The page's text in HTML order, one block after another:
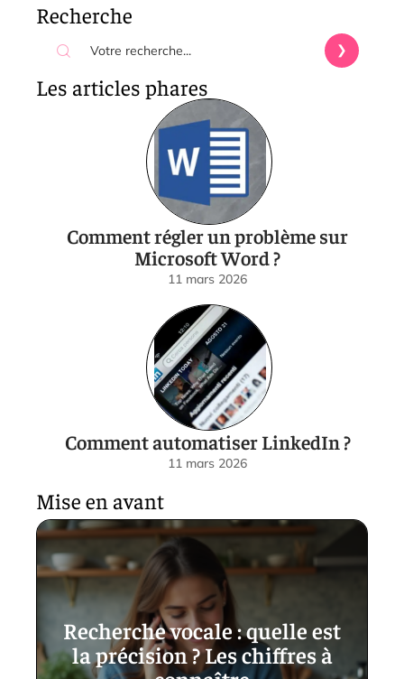
Recherche
Les articles phares
Comment régler un problème sur
Microsoft Word ?
11 mars 2026
Comment automatiser LinkedIn ?
11 mars 2026
Mise en avant
Recherche vocale : quelle est
la précision ? Les chiffres à